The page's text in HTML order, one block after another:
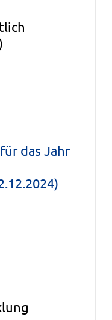
das Jahr